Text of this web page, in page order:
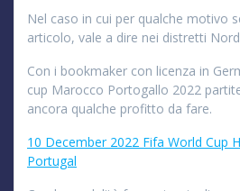
Nel caso in cui per qualche motivo
articolo, vale a dire nei distretti
Con i bookmaker con licenza in
cup Marocco Portogallo 2022
ancora qualche profitto da fare.
10 December 2022 Fifa World Cup
Portugal